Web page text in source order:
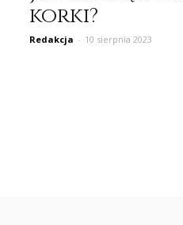
korki?
Redakcja - 10 sierpnia 2023